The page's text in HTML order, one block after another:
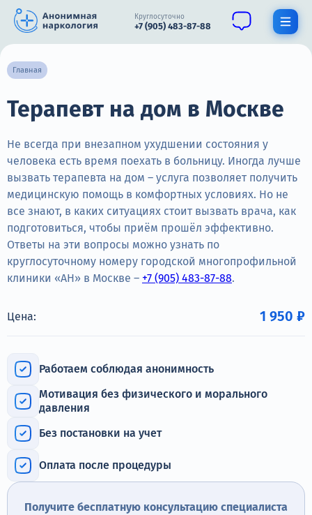
Круглосуточно
+7 (905) 483-87-88
О нас
Алкоголизм
Нарколог
Стационар
Психиатрия
Терапия
Круглосуточно, анонимно
Адрес call-центра
Москва, 1-й Новокузнецкий переулок, 10с1
Главная
Терапевт на дом в Москве
Не всегда при внезапном ухудшении состояния у
человека есть время поехать в больницу. Иногда лучше
вызвать терапевта на дом – услуга позволяет получить
медицинскую помощь в комфортных условиях. Но не
все знают, в каких ситуациях стоит вызвать врача, как
подготовиться, чтобы приём прошёл эффективно.
Ответы на эти вопросы можно узнать по
круглосуточному номеру городской многопрофильной
клиники «АН» в Москве – +7 (905) 483-87-88.
Цена: 1 950 ₽
Работаем соблюдая анонимность
Мотивация без физического и морального
давления
Без постановки на учет
Оплата после процедуры
Получите бесплатную консультацию специалиста